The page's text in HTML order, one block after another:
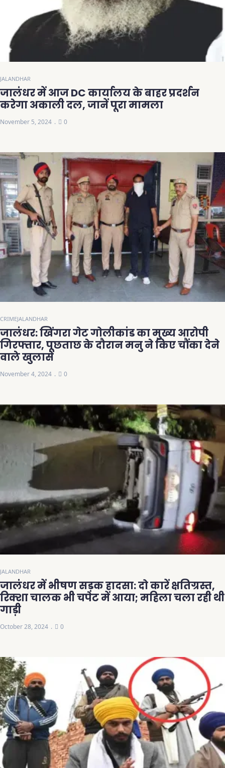
JALANDHAR
जालंधर में आज DC कार्यालय के बाहर प्रदर्शन
करेगा अकाली दल, जानें पूरा मामला
November 5, 2024 0
CRIMEJALANDHAR
जालंधर: खिंगरा गेट गोलीकांड का मुख्य आरोपी
गिरफ्तार, पूछताछ के दौरान मनु ने किए चौंका देने
वाले खुलासे
November 4, 2024 0
JALANDHAR
जालंधर में भीषण सड़क हादसा: दो कारें क्षतिग्रस्त,
रिक्शा चालक भी चपेट में आया; महिला चला रही थी
गाड़ी
October 28, 2024 0